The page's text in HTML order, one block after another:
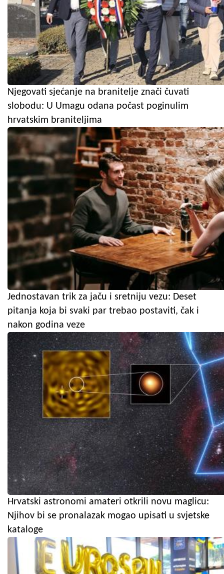
Njegovati sjećanje na branitelje znači čuvati
slobodu: U Umagu odana počast poginulim
hrvatskim braniteljima
Jednostavan trik za jaču i sretniju vezu: Deset
pitanja koja bi svaki par trebao postaviti, čak i
nakon godina veze
Hrvatski astronomi amateri otkrili novu maglicu:
Njihov bi se pronalazak mogao upisati u svjetske
kataloge